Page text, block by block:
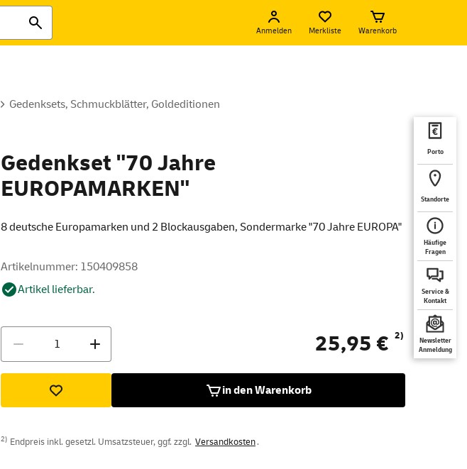
Anmelden Merkliste Warenkorb
Porto
Standorte
Häufige
Fragen
Service &
Kontakt
Newsletter
Anmeldung
Gedenksets, Schmuckblätter, Goldeditionen
Gedenkset "70 Jahre
EUROPAMARKEN"
8 deutsche Europamarken und 2 Blockausgaben, Sondermarke "70 Jahre EUROPA"
Artikelnummer: 150409858
Artikel lieferbar.
25,95 € 2)
in den Warenkorb
2) Endpreis inkl. gesetzl. Umsatzsteuer, ggf. zzgl. Versandkosten.